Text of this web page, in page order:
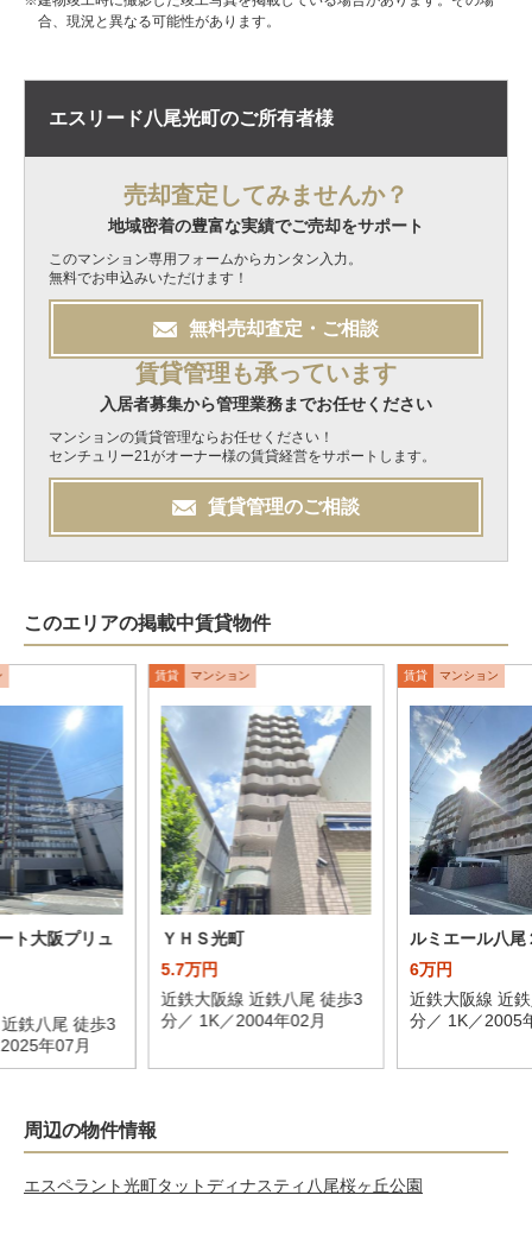
合、現況と異なる可能性があります。
エスリード八尾光町のご所有者様
売却査定してみませんか？
地域密着の豊富な実績でご売却をサポート
このマンション専用フォームからカンタン入力。
無料でお申込みいただけます！
無料売却査定・ご相談
賃貸管理も承っています
入居者募集から管理業務までお任せください
マンションの賃貸管理ならお任せください！
センチュリー21がオーナー様の賃貸経営をサポートします。
賃貸管理のご相談
このエリアの掲載中賃貸物件
ト大阪プリュ
鉄八尾 徒歩3
年07月
賃貸 マンション
ＹＨＳ光町
5.7万円
近鉄大阪線 近鉄八尾 徒歩3
分／ 1K／2004年02月
賃貸 マンション
ルミエール八尾
6万円
近鉄大阪線 近
分／ 1K／2005
周辺の物件情報
エスペラント光町タットディナスティ八尾桜ヶ丘公園